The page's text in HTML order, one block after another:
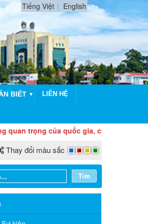
Tiếng Việt English
BIẾT ▼ LIÊN HỆ
trọng của quốc gia, cửa ngõ hội nhập
Thay đổi màu sắc
Tìm